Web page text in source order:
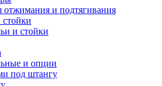
отжимания и подтягивания
и стойки
и опции
под штангу